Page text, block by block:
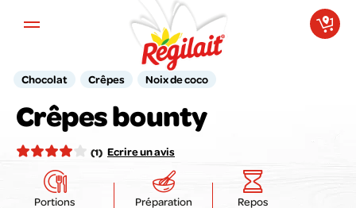
Chocolat Crêpes Noix de coco
Crêpes bounty
(1) Ecrire un avis
Votre avis compte pour nous !
Notez la recette ici :
Portions Préparation Repos